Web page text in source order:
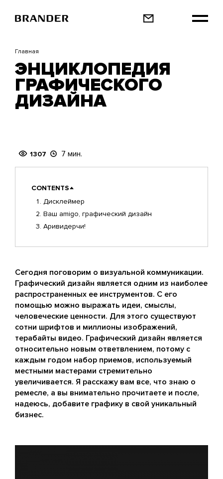
основному
Главная
ЭНЦИКЛОПЕДИЯ
ГРАФИЧЕСКОГО
ДИЗАЙНА
1307 7 мин.
CONTENTS
Дисклеймер
Ваш amigo, графический дизайн
Аривидерчи!
Сегодня поговорим о визуальной коммуникации.
Графический дизайн является одним из наиболее
распространенных ее инструментов. С его
помощью можно выражать идеи, смыслы,
человеческие ценности. Для этого существуют
сотни шрифтов и миллионы изображений,
терабайты видео. Графический дизайн является
относительно новым ответвлением, потому с
каждым годом набор приемов, используемый
местными мастерами стремительно
увеличивается. Я расскажу вам все, что знаю о
ремесле, а вы внимательно прочитаете и после,
надеюсь, добавите графику в свой уникальный
бизнес.